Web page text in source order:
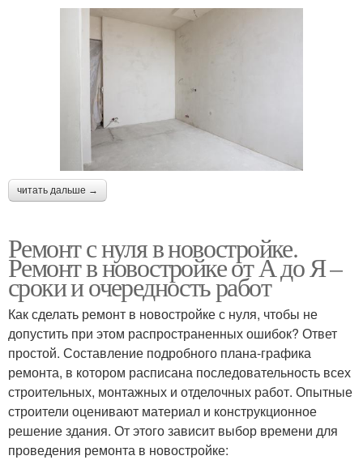
читать дальше →
Ремонт с нуля в новостройке.
Ремонт в новостройке от А до Я –
сроки и очередность работ
Как сделать ремонт в новостройке с нуля, чтобы не
допустить при этом распространенных ошибок? Ответ
простой. Составление подробного плана-графика
ремонта, в котором расписана последовательность всех
строительных, монтажных и отделочных работ. Опытные
строители оценивают материал и конструкционное
решение здания. От этого зависит выбор времени для
проведения ремонта в новостройке: